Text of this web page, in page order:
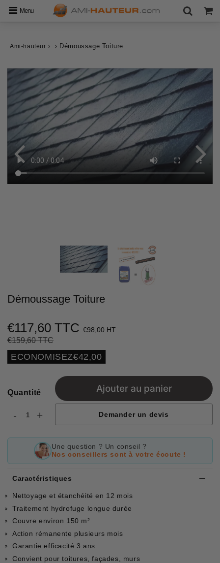
Menu
Ami-hauteur › › Démoussage Toiture
Démoussage Toiture
€117,60 TTC €98,00 HT
€159,60 TTC
régulier
réduit
Unit
price
ECONOMISEZ€42,00
Quantité
- +
Ajouter au panier
Demander un devis
Une question ? Un conseil ?
Nos conseillers sont à votre écoute !
Caractéristiques
Nettoyage et étanchéité en 12 mois
Traitement hydrofuge longue durée
Couvre environ 150 m²
Action rémanente plusieurs mois
Garantie efficacité 3 ans
Convient pour toitures, façades, murs